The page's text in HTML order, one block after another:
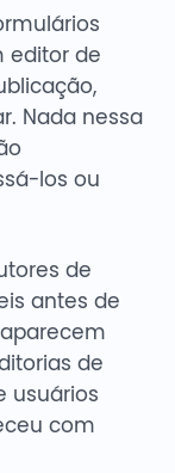
editor de
Nada nessa
los ou
de
antes de
de
usuários
com